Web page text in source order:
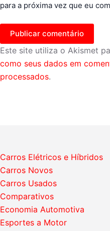
para a próxima vez que eu
Publicar comentário
Este site utiliza o Akismet
como seus dados em
processados.
Carros Elétricos e Híbridos
Carros Novos
Carros Usados
Comparativos
Economia Automotiva
Esportes a Motor